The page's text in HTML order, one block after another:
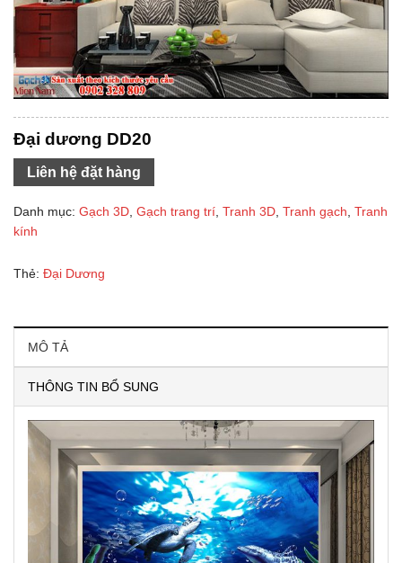
Đại dương DD20
Liên hệ đặt hàng
Danh mục: Gạch 3D Gạch trang trí Tranh 3D Tranh gạch Tranh
kính
Thẻ: Đại Dương
MÔ TẢ
THÔNG TIN BỔ SUNG